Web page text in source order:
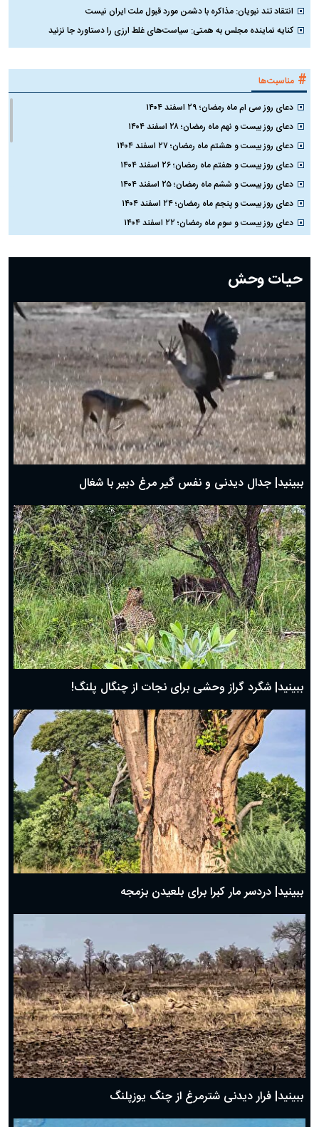
انتقاد تند نبویان: مذاکره با دشمن مورد قبول ملت ایران نیست
کنایه نماینده مجلس به همتی: سیاست‌های غلط ارزی را دستاورد جا نزنید
# مناسبت‌ها
دعای روز سی ام ماه رمضان؛ ۲۹ اسفند ۱۴۰۴
دعای روز بیست و نهم ماه رمضان؛ ۲۸ اسفند ۱۴۰۴
دعای روز بیست و هشتم ماه رمضان؛ ۲۷ اسفند ۱۴۰۴
دعای روز بیست و هفتم ماه رمضان؛ ۲۶ اسفند ۱۴۰۴
دعای روز بیست و ششم ماه رمضان؛ ۲۵ اسفند ۱۴۰۴
دعای روز بیست و پنجم ماه رمضان؛ ۲۴ اسفند ۱۴۰۴
دعای روز بیست و سوم ماه رمضان؛ ۲۲ اسفند ۱۴۰۴
دعای روز بیستم ماه رمضان؛ ۱۹ اسفند ۱۴۰۴
دعای روز هشتم ماه مبارک رمضان؛ ۷ اسفند ماه ۱۴۰۴
دعای روز هفتم ماه رمضان؛ ۶ اسفند ۱۴۰۴
دعای روز ششم ماه رمضان؛ ۵ اسفند ۱۴۰۴
دعای روز پنجم ماه رمضان؛ ۴ اسفند ۱۴۰۴
دعای روز چهارم ماه مبارک رمضان؛ ۳ اسفند ۱۴۰۴
دعای روز سوم ماه مبارک رمضان؛ ۱۴ اسفند ۱۴۰۴
دعای روز دوم ماه مبارک رمضان ۱ اسفند ماه ۱۴۰۴
دعای روز اول ماه مبارک رمضان، ۳۰ بهمن ۱۴۰۴
حضرت زینب(س) چگونه از دنیا رفت؟
بهترین پیامک تبریک روز پدر ۱۴۰۴؛ جملات زیبا و صمیمانه
حیات وحش
ببینید| جدال دیدنی و نفس گیر مرغ دبیر با شغال
ببینید| شگرد گراز وحشی برای نجات از چنگال پلنگ!
ببینید| دردسر مار کبرا برای بلعیدن بزمجه
ببینید| فرار دیدنی شترمرغ از چنگ یوزپلنگ